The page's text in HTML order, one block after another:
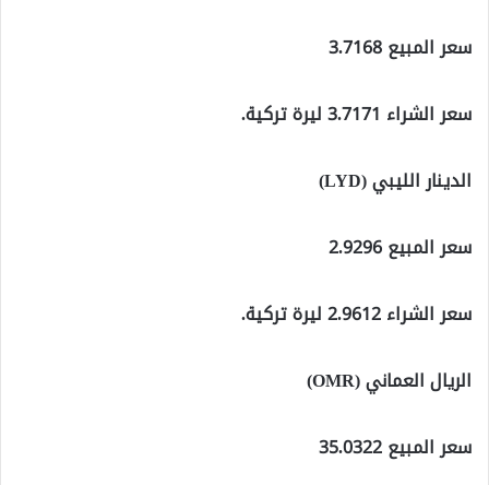
سعر المبيع 3.7168
سعر الشراء 3.7171 ليرة تركية.
الدينار الليبي (LYD)
سعر المبيع 2.9296
سعر الشراء 2.9612 ليرة تركية.
الريال العماني (OMR)
سعر المبيع 35.0322